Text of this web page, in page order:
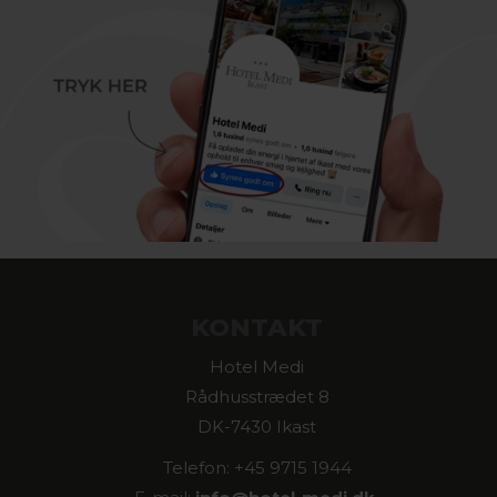
Hotel Medi
Rådhusstrædet 8
DK-7430 Ikast
Telefon: +45 9715 1944